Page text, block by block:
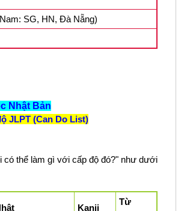
SG, HN, Đà Nẵng)
Nhật Bản
JLPT (Can Do List)
có thể làm gì với cấp độ đó?" như dưới
Kanji
Từ